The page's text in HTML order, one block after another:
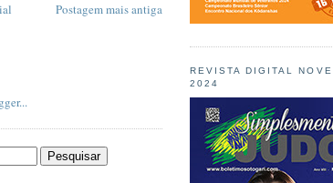
Postagem mais antiga
REVISTA DIGITAL
2024